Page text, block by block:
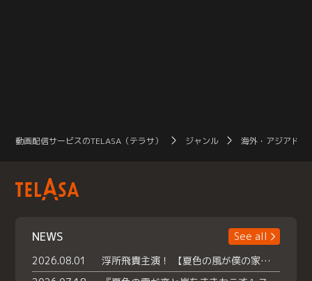
動画配信サービスのTELASA（テラサ） ジャンル 海外・アジアドラ
NEWS
See all
2026.08.01
浮所飛貴主演！ 【夏色の風が僕の家にやってきた】 本日よりテラサで独占配信スタート！